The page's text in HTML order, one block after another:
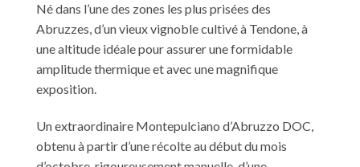
Né dans l’une des zones les plus prisées des
Abruzzes, d’un vieux vignoble cultivé à Tendone, à
une altitude idéale pour assurer une formidable
amplitude thermique et avec une magnifique
exposition.
Un extraordinaire Montepulciano d’Abruzzo DOC,
obtenu à partir d’une récolte au début du mois